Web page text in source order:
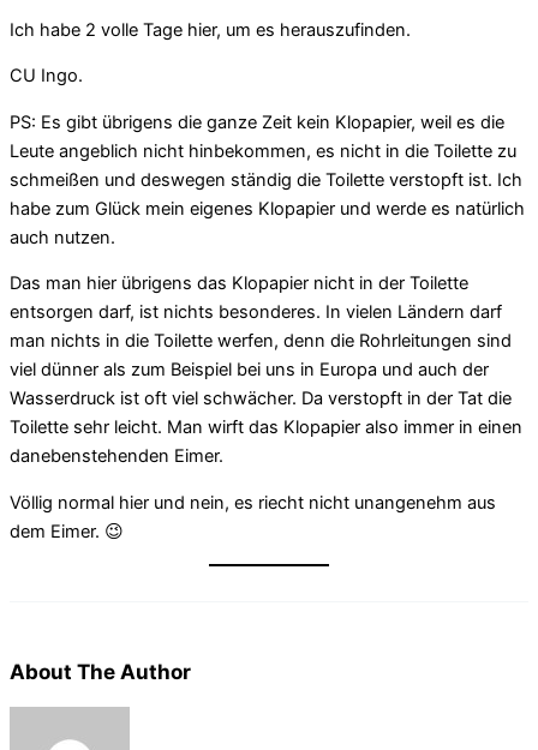
Ich habe 2 volle Tage hier, um es herauszufinden.
CU Ingo.
PS: Es gibt übrigens die ganze Zeit kein Klopapier, weil es die
Leute angeblich nicht hinbekommen, es nicht in die Toilette zu
schmeißen und deswegen ständig die Toilette verstopft ist. Ich
habe zum Glück mein eigenes Klopapier und werde es natürlich
auch nutzen.
Das man hier übrigens das Klopapier nicht in der Toilette
entsorgen darf, ist nichts besonderes. In vielen Ländern darf
man nichts in die Toilette werfen, denn die Rohrleitungen sind
viel dünner als zum Beispiel bei uns in Europa und auch der
Wasserdruck ist oft viel schwächer. Da verstopft in der Tat die
Toilette sehr leicht. Man wirft das Klopapier also immer in einen
danebenstehenden Eimer.
Völlig normal hier und nein, es riecht nicht unangenehm aus
dem Eimer. 😉
About The Author